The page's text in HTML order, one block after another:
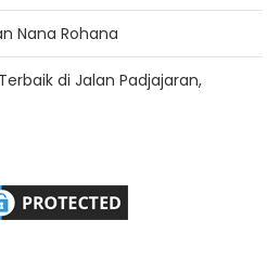
Nana Rohana
di Jalan Padjajaran,